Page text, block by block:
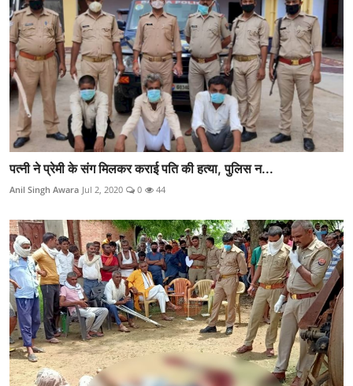
पत्नी ने प्रेमी के संग मिलकर कराई पति की हत्या, पुलिस न...
Anil Singh Awara Jul 2, 2020 0 44